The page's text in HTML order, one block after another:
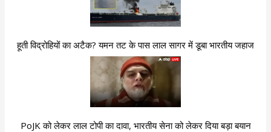
हूती विद्रोहियों का अटैक? यमन तट के पास लाल सागर में डूबा भारतीय जहाज
PoJK को लेकर लाल टोपी का दावा, भारतीय सेना को लेकर दिया बड़ा बयान